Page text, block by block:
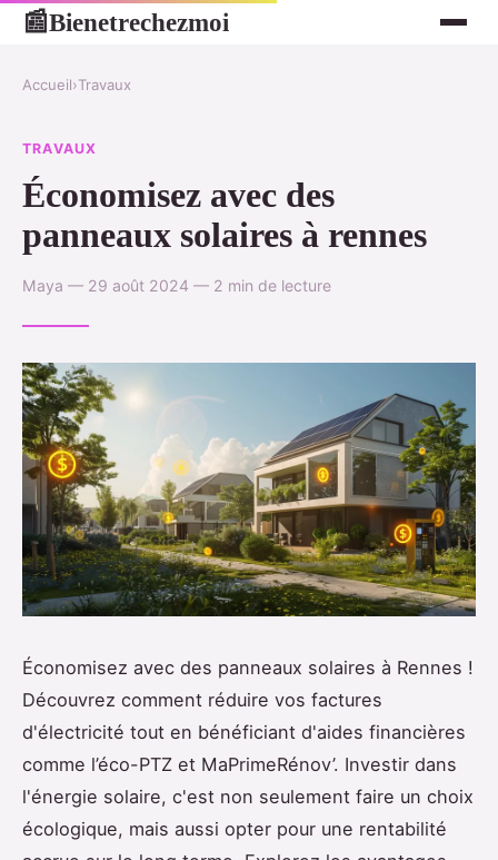
📰Bienetrechezmoi
Accueil›Travaux
TRAVAUX
Économisez avec des
panneaux solaires à rennes
Maya — 29 août 2024 — 2 min de lecture
Économisez avec des panneaux solaires à Rennes !
Découvrez comment réduire vos factures
d'électricité tout en bénéficiant d'aides financières
comme l’éco-PTZ et MaPrimeRénov’. Investir dans
l'énergie solaire, c'est non seulement faire un choix
écologique, mais aussi opter pour une rentabilité